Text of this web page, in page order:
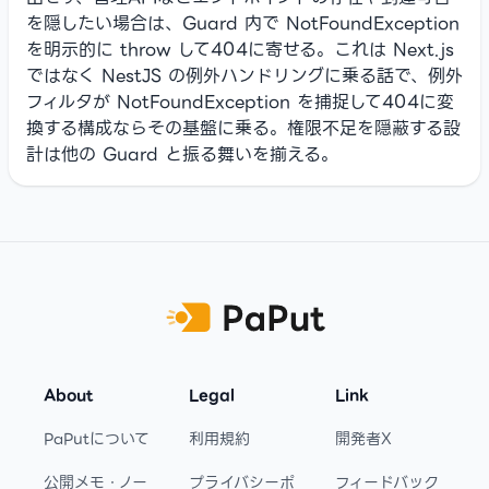
を隠したい場合は、Guard 内で NotFoundException
を明示的に throw して404に寄せる。これは Next.js
ではなく NestJS の例外ハンドリングに乗る話で、例外
フィルタが NotFoundException を捕捉して404に変
換する構成ならその基盤に乗る。権限不足を隠蔽する設
計は他の Guard と振る舞いを揃える。
About
PaPutについて
公開メモ・ノー
Legal
利用規約
プライバシーポ
Link
開発者X
フィードバック